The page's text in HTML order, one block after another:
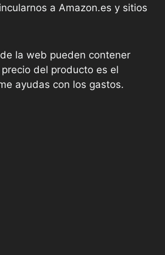
a Amazon.es y sitios
la web pueden contener
del producto es el
ayudas con los gastos.